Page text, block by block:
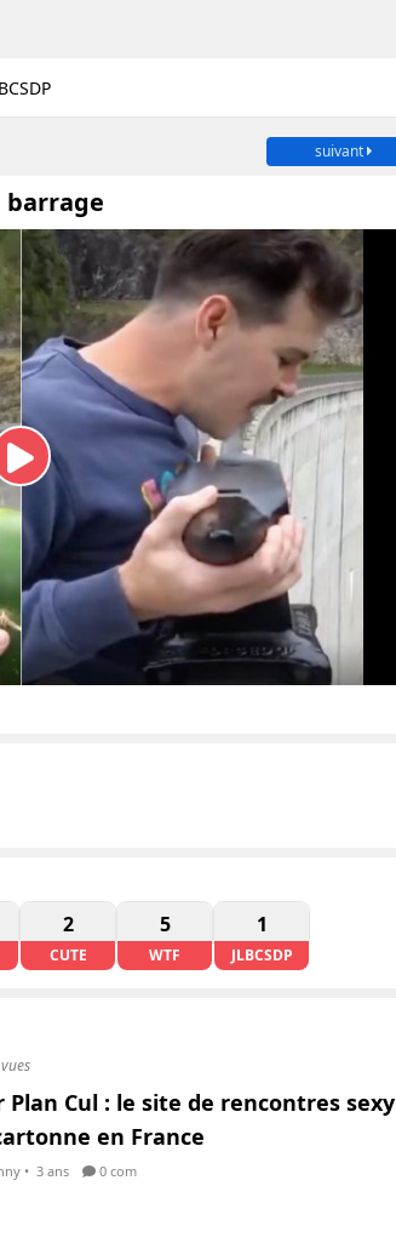
suivant
barrage
2
CUTE
5
WTF
1
JLBCSDP
Plan Cul : le site de rencontres sexy
en France
• 3 ans 0 com